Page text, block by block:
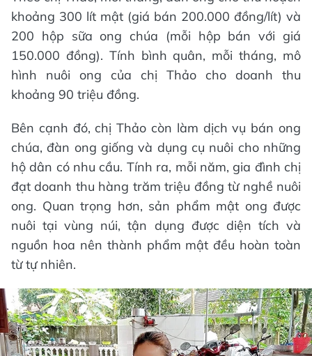
khoảng 300 lít mật (giá bán 200.000 đồng/lít) và
200 hộp sữa ong chúa (mỗi hộp bán với giá
150.000 đồng). Tính bình quân, mỗi tháng, mô
hình nuôi ong của chị Thảo cho doanh thu
khoảng 90 triệu đồng.
Bên cạnh đó, chị Thảo còn làm dịch vụ bán ong
chúa, đàn ong giống và dụng cụ nuôi cho những
hộ dân có nhu cầu. Tính ra, mỗi năm, gia đình chị
đạt doanh thu hàng trăm triệu đồng từ nghề nuôi
ong. Quan trọng hơn, sản phẩm mật ong được
nuôi tại vùng núi, tận dụng được diện tích và
nguồn hoa nên thành phẩm mật đều hoàn toàn
từ tự nhiên.